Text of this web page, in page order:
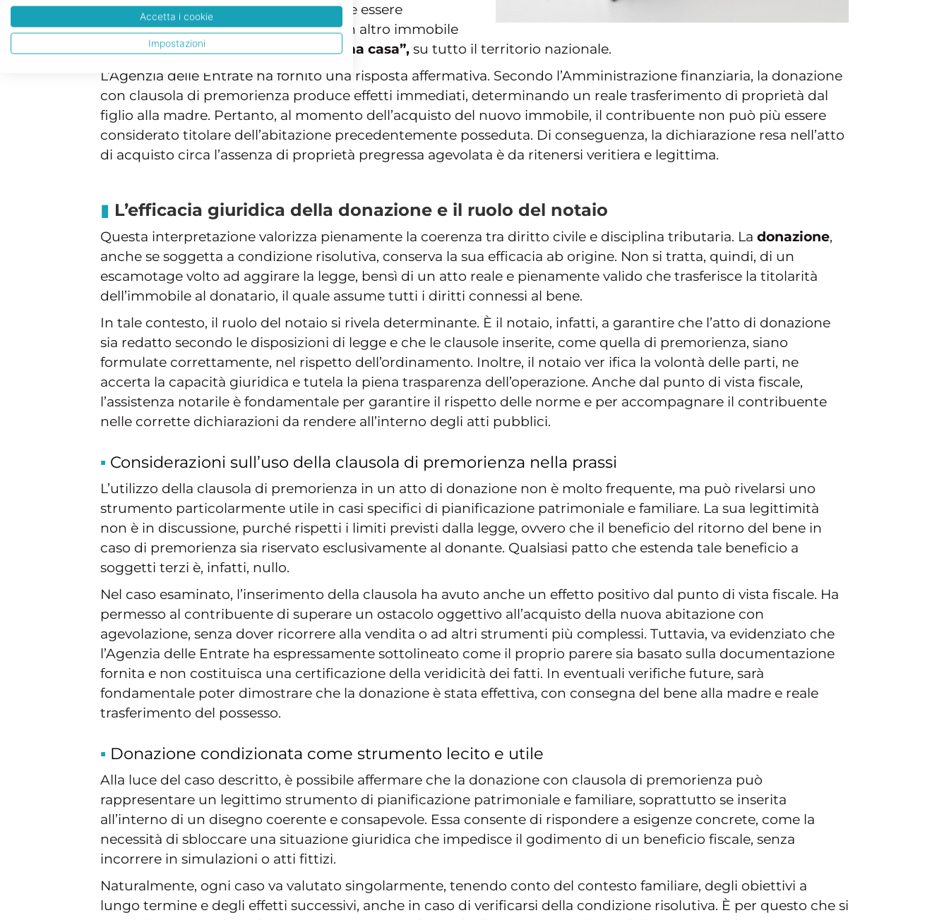
all’agevolazione, l’acquirente non deve essere
proprietario, neppure per quota, di un altro immobile
acquistato con ibenefici fiscali “prima casa”, su tutto il territorio nazionale.
L’Agenzia delle Entrate ha fornito una risposta affermativa. Secondo l’Amministrazione finanziaria, la donazione
con clausola di premorienza produce effetti immediati, determinando un reale trasferimento di proprietà dal
figlio alla madre. Pertanto, al momento dell’acquisto del nuovo immobile, il contribuente non può più essere
considerato titolare dell’abitazione precedentemente posseduta. Di conseguenza, la dichiarazione resa nell’atto
di acquisto circa l’assenza di proprietà pregressa agevolata è da ritenersi veritiera e legittima.
L’efficacia giuridica della donazione e il ruolo del notaio
Questa interpretazione valorizza pienamente la coerenza tra diritto civile e disciplina tributaria. La donazione,
anche se soggetta a condizione risolutiva, conserva la sua efficacia ab origine. Non si tratta, quindi, di un
escamotage volto ad aggirare la legge, bensì di un atto reale e pienamente valido che trasferisce la titolarità
dell’immobile al donatario, il quale assume tutti i diritti connessi al bene.
In tale contesto, il ruolo del notaio si rivela determinante. È il notaio, infatti, a garantire che l’atto di donazione
sia redatto secondo le disposizioni di legge e che le clausole inserite, come quella di premorienza, siano
formulate correttamente, nel rispetto dell’ordinamento. Inoltre, il notaio ver ifica la volontà delle parti, ne
accerta la capacità giuridica e tutela la piena trasparenza dell’operazione. Anche dal punto di vista fiscale,
l’assistenza notarile è fondamentale per garantire il rispetto delle norme e per accompagnare il contribuente
nelle corrette dichiarazioni da rendere all’interno degli atti pubblici.
Considerazioni sull’uso della clausola di premorienza nella prassi
L’utilizzo della clausola di premorienza in un atto di donazione non è molto frequente, ma può rivelarsi uno
strumento particolarmente utile in casi specifici di pianificazione patrimoniale e familiare. La sua legittimità
non è in discussione, purché rispetti i limiti previsti dalla legge, ovvero che il beneficio del ritorno del bene in
caso di premorienza sia riservato esclusivamente al donante. Qualsiasi patto che estenda tale beneficio a
soggetti terzi è, infatti, nullo.
Nel caso esaminato, l’inserimento della clausola ha avuto anche un effetto positivo dal punto di vista fiscale. Ha
permesso al contribuente di superare un ostacolo oggettivo all’acquisto della nuova abitazione con
agevolazione, senza dover ricorrere alla vendita o ad altri strumenti più complessi. Tuttavia, va evidenziato che
l’Agenzia delle Entrate ha espressamente sottolineato come il proprio parere sia basato sulla documentazione
fornita e non costituisca una certificazione della veridicità dei fatti. In eventuali verifiche future, sarà
fondamentale poter dimostrare che la donazione è stata effettiva, con consegna del bene alla madre e reale
trasferimento del possesso.
Donazione condizionata come strumento lecito e utile
Alla luce del caso descritto, è possibile affermare che la donazione con clausola di premorienza può
rappresentare un legittimo strumento di pianificazione patrimoniale e familiare, soprattutto se inserita
all’interno di un disegno coerente e consapevole. Essa consente di rispondere a esigenze concrete, come la
necessità di sbloccare una situazione giuridica che impedisce il godimento di un beneficio fiscale, senza
incorrere in simulazioni o atti fittizi.
Naturalmente, ogni caso va valutato singolarmente, tenendo conto del contesto familiare, degli obiettivi a
lungo termine e degli effetti successivi, anche in caso di verificarsi della condizione risolutiva. È per questo che si
Accetta i cookie
Impostazioni